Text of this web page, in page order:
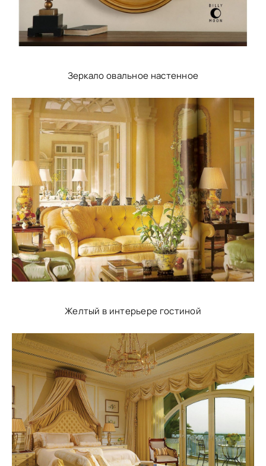
Зеркало овальное настенное
Желтый в интерьере гостиной